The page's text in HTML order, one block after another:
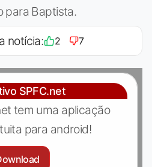
para Baptista.
notícia: 2 7
SPFC.net
tem uma aplicação
para android!